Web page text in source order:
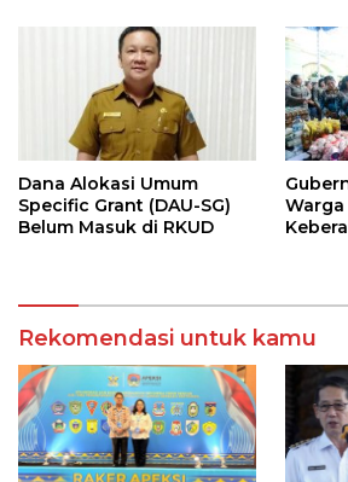
Dana Alokasi Umum
Specific Grant (DAU-SG)
Belum Masuk di RKUD
Rekomendasi untuk kamu